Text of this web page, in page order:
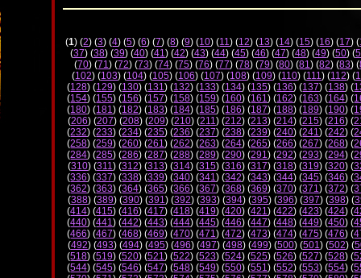
(1) (2) (3) (4) (5) (6) (7) (8) (9) (10) (11) (12) (13) (14) (15) (16) (17) (
(37) (38) (39) (40) (41) (42) (43) (44) (45) (46) (47) (48) (49) (50) (
(70) (71) (72) (73) (74) (75) (76) (77) (78) (79) (80) (81) (82) (83) (
(102) (103) (104) (105) (106) (107) (108) (109) (110) (111) (112) (
(128) (129) (130) (131) (132) (133) (134) (135) (136) (137) (138) (
(154) (155) (156) (157) (158) (159) (160) (161) (162) (163) (164) (
(180) (181) (182) (183) (184) (185) (186) (187) (188) (189) (190) (
(206) (207) (208) (209) (210) (211) (212) (213) (214) (215) (216) (
(232) (233) (234) (235) (236) (237) (238) (239) (240) (241) (242) (
(258) (259) (260) (261) (262) (263) (264) (265) (266) (267) (268) (
(284) (285) (286) (287) (288) (289) (290) (291) (292) (293) (294) (
(310) (311) (312) (313) (314) (315) (316) (317) (318) (319) (320) (
(336) (337) (338) (339) (340) (341) (342) (343) (344) (345) (346) (
(362) (363) (364) (365) (366) (367) (368) (369) (370) (371) (372) (
(388) (389) (390) (391) (392) (393) (394) (395) (396) (397) (398) (
(414) (415) (416) (417) (418) (419) (420) (421) (422) (423) (424) (
(440) (441) (442) (443) (444) (445) (446) (447) (448) (449) (450) (
(466) (467) (468) (469) (470) (471) (472) (473) (474) (475) (476) (
(492) (493) (494) (495) (496) (497) (498) (499) (500) (501) (502) (
(518) (519) (520) (521) (522) (523) (524) (525) (526) (527) (528) (
(544) (545) (546) (547) (548) (549) (550) (551) (552) (553) (554) (